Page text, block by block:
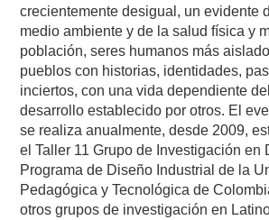
crecientemente desigual, un evidente
medio ambiente y de la salud física y
población, seres humanos más
pueblos con historias, identidades,
inciertos, con una vida dependiente
desarrollo establecido por otros. El
se realiza anualmente, desde 2009,
el Taller 11 Grupo de Investigación en
Programa de Diseño Industrial de la
Pedagógica y Tecnológica de
otros grupos de investigación en